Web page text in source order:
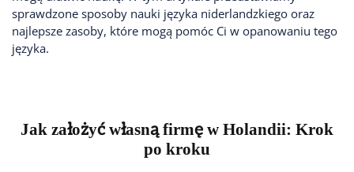
sprawdzone sposoby nauki języka niderlandzkiego oraz
najlepsze zasoby, które mogą pomóc Ci w opanowaniu tego
języka.
Jak założyć własną firmę w Holandii: Krok
po kroku